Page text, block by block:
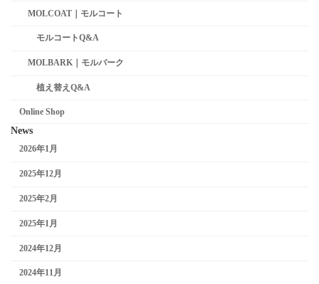
MOLCOAT｜モルコート
モルコートQ&A
MOLBARK｜モルバーク
植え替えQ&A
Online Shop
News
2026年1月
2025年12月
2025年2月
2025年1月
2024年12月
2024年11月